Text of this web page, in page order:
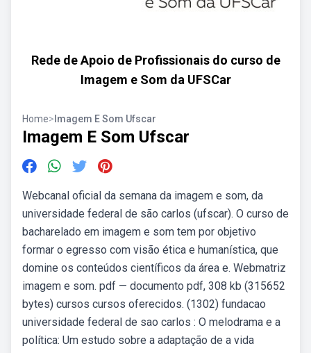
Rede de Apoio de Profissionais do curso de
Imagem e Som da UFSCar
Home> Imagem E Som Ufscar
Imagem E Som Ufscar
Webcanal oficial da semana da imagem e som, da
universidade federal de são carlos (ufscar). O curso de
bacharelado em imagem e som tem por objetivo
formar o egresso com visão ética e humanística, que
domine os conteúdos científicos da área e. Webmatriz
imagem e som. pdf — documento pdf, 308 kb (315652
bytes) cursos cursos oferecidos. (1302) fundacao
universidade federal de sao carlos : O melodrama e a
política: Um estudo sobre a adaptação de a vida